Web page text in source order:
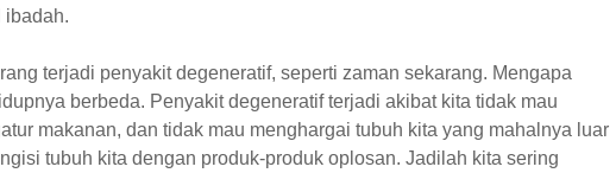
ibadah.
terjadi penyakit degeneratif, seperti zaman sekarang. Mengapa
berbeda. Penyakit degeneratif terjadi akibat kita tidak mau
makanan, dan tidak mau menghargai tubuh kita yang mahalnya luar
tubuh kita dengan produk-produk oplosan. Jadilah kita sering